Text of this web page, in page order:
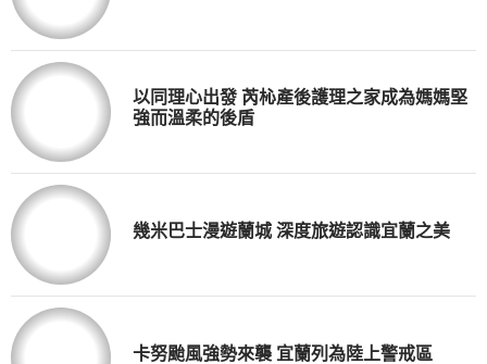
以同理心出發 芮杺產後護理之家成為媽媽堅
強而溫柔的後盾
幾米巴士漫遊蘭城 深度旅遊認識宜蘭之美
卡努颱風強勢來襲 宜蘭列為陸上警戒區